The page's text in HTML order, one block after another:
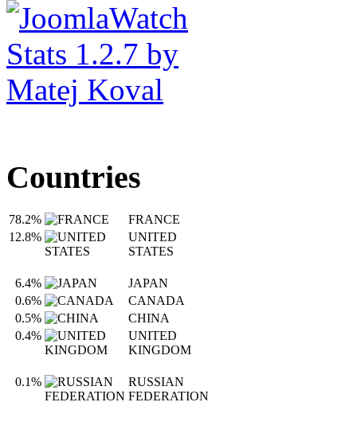
Countries
78.2%
FRANCE
12.8%
UNITED
STATES
6.4%
JAPAN
0.6%
CANADA
0.5%
CHINA
0.4%
UNITED
KINGDOM
0.1%
RUSSIAN
FEDERATION